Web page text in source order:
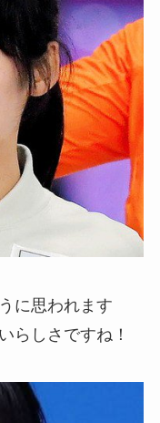
に思われます
らしさですね！